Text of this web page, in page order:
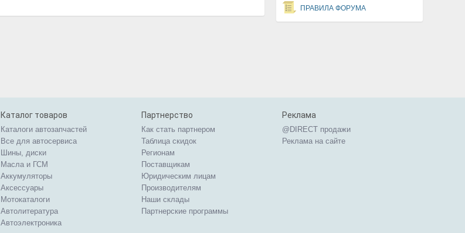
ПРАВИЛА ФОРУМА
Каталог товаров
Каталоги автозапчастей
Все для автосервиса
Шины, диски
Масла и ГСМ
Аккумуляторы
Аксессуары
Мотокаталоги
Автолитература
Автоэлектроника
Партнерство
Как стать партнером
Таблица скидок
Регионам
Поставщикам
Юридическим лицам
Производителям
Наши склады
Партнерские программы
Реклама
@DIRECT продажи
Реклама на сайте